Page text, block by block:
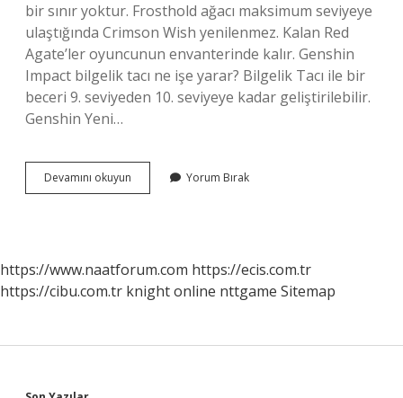
bir sınır yoktur. Frosthold ağacı maksimum seviyeye
ulaştığında Crimson Wish yenilenmez. Kalan Red
Agate’ler oyuncunun envanterinde kalır. Genshin
Impact bilgelik tacı ne işe yarar? Bilgelik Tacı ile bir
beceri 9. seviyeden 10. seviyeye kadar geliştirilebilir.
Genshin Yeni…
Devamını okuyun Genshin
Impact
Yarar
Yorum Bırak
https://www.naatforum.com https://ecis.com.tr
https://cibu.com.tr knight online nttgame Sitemap